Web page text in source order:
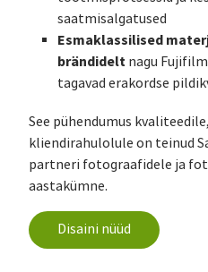
saatmisalgatused
Esmaklassilised
brändidelt nagu
tagavad erakordse
See pühendumus
kliendirahulolule on teinud
partneri fotograafidele ja
aastakümne.
Disaini nüüd